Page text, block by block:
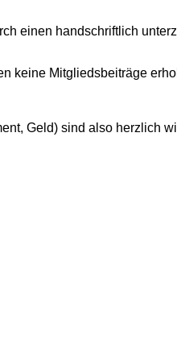
einen handschriftlich
keine Mitgliedsbeiträge
Geld) sind also herzlich